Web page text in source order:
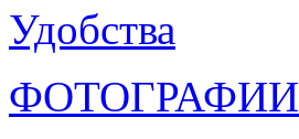
Удобства
ФОТОГРАФИИ